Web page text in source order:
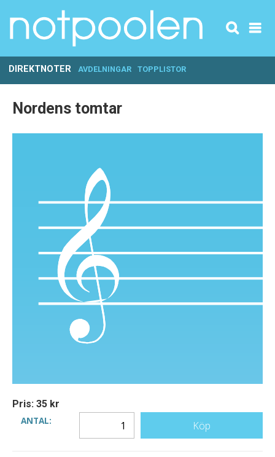
DIREKTNOTER AVDELNINGAR TOPPLISTOR
Nordens tomtar
Pris: 35 kr
ANTAL:
Köp